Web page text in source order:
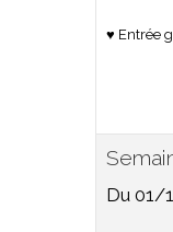
♥ Entrée
Du 01/